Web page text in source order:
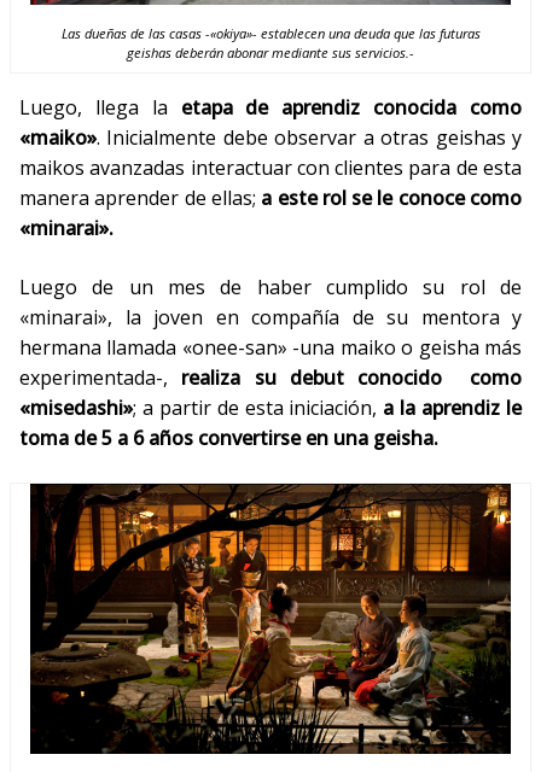
Las dueñas de las casas -«okiya»- establecen una deuda que las futuras
geishas deberán abonar mediante sus servicios.-
Luego, llega la etapa de aprendiz conocida como
«maiko». Inicialmente debe observar a otras geishas y
maikos avanzadas interactuar con clientes para de esta
manera aprender de ellas; a este rol se le conoce como
«minarai».
Luego de un mes de haber cumplido su rol de
«minarai», la joven en compañía de su mentora y
hermana llamada «onee-san» -una maiko o geisha más
experimentada-, realiza su debut conocido como
«misedashi»; a partir de esta iniciación, a la aprendiz le
toma de 5 a 6 años convertirse en una geisha.